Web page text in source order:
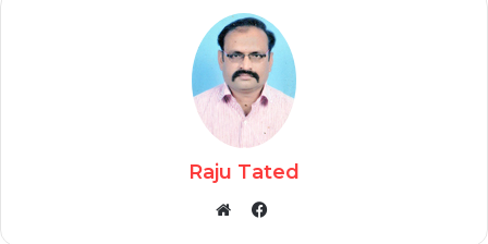
Raju Tated
Facebook